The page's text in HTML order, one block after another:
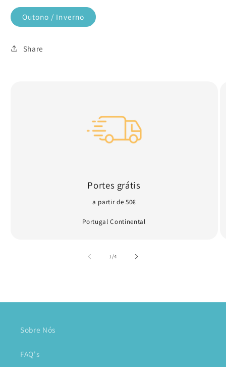
Outono / Inverno
Share
Portes grátis
a partir de 50€
Portugal Continental
1/de
4
Sobre Nós
FAQ's